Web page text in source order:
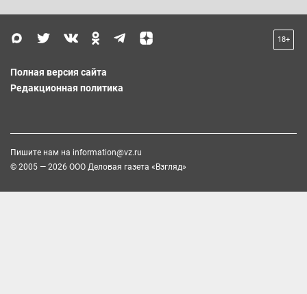
18+
Полная версия сайта
Редакционная политика
Пишите нам на information@vz.ru
© 2005 — 2026 ООО Деловая газета «Взгляд»